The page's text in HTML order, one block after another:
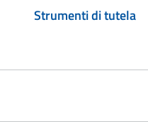
Strumenti di tutela